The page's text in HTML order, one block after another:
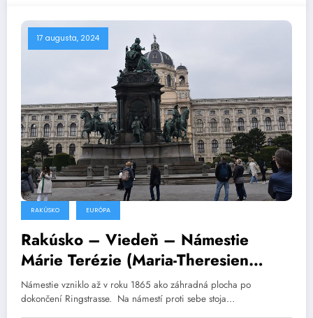
17 augusta, 2024
RAKÚSKO EURÓPA
Rakúsko – Viedeň – Námestie
Márie Terézie (Maria-Theresien
Platz)
Námestie vzniklo až v roku 1865 ako záhradná plocha po
dokončení Ringstrasse. Na námestí proti sebe stoja…